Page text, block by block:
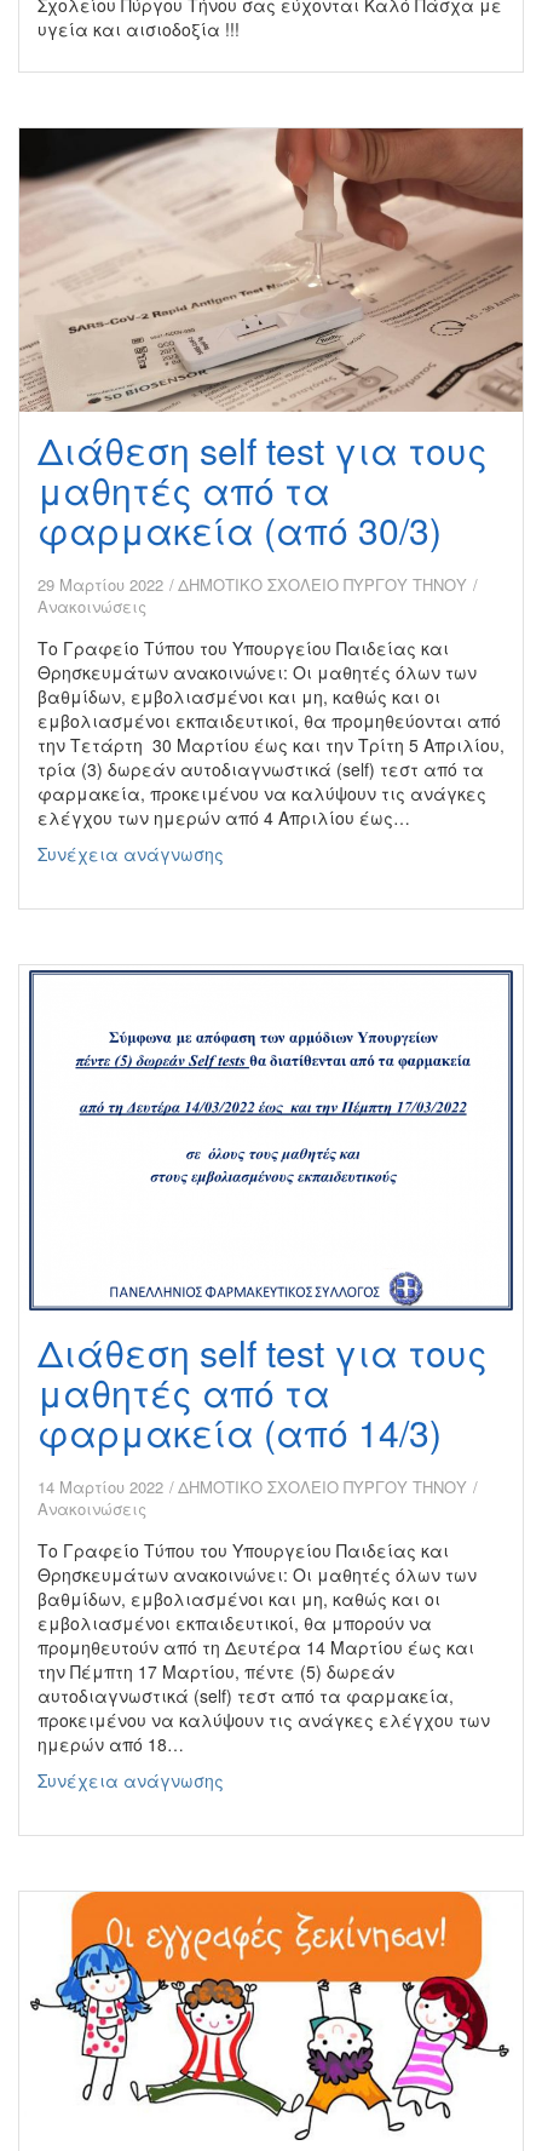
υγεία και αισιοδοξία !!!
Διάθεση self test για τους
μαθητές από τα
φαρμακεία (από 30/3)
29 Μαρτίου 2022
ΔΗΜΟΤΙΚΟ ΣΧΟΛΕΙΟ ΠΥΡΓΟΥ ΤΗΝΟΥ
Ανακοινώσεις
Το Γραφείο Τύπου του Υπουργείου Παιδείας και
Θρησκευμάτων ανακοινώνει: Οι μαθητές όλων των
βαθμίδων, εμβολιασμένοι και μη, καθώς και οι
εμβολιασμένοι εκπαιδευτικοί, θα προμηθεύονται από
την Τετάρτη 30 Μαρτίου έως και την Τρίτη 5 Απριλίου,
τρία (3) δωρεάν αυτοδιαγνωστικά (self) τεστ από τα
φαρμακεία, προκειμένου να καλύψουν τις ανάγκες
ελέγχου των ημερών από 4 Απριλίου έως…
Συνέχεια ανάγνωσης
μαθητές
φαρμακεία
(από
Διάθεση self test για τους
μαθητές από τα
φαρμακεία (από 14/3)
14 Μαρτίου 2022
ΔΗΜΟΤΙΚΟ ΣΧΟΛΕΙΟ ΠΥΡΓΟΥ ΤΗΝΟΥ
Ανακοινώσεις
Το Γραφείο Τύπου του Υπουργείου Παιδείας και
Θρησκευμάτων ανακοινώνει: Οι μαθητές όλων των
βαθμίδων, εμβολιασμένοι και μη, καθώς και οι
εμβολιασμένοι εκπαιδευτικοί, θα μπορούν να
προμηθευτούν από τη Δευτέρα 14 Μαρτίου έως και
την Πέμπτη 17 Μαρτίου, πέντε (5) δωρεάν
αυτοδιαγνωστικά (self) τεστ από τα φαρμακεία,
προκειμένου να καλύψουν τις ανάγκες ελέγχου των
ημερών από 18…
Συνέχεια ανάγνωσης
μαθητές
από
τα
φαρμακεία
(από
14/3)